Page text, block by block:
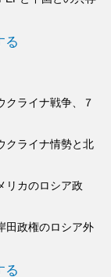
る
田政権のロシア外
リカのロシア政
クライナ情勢と北
クライナ戦争、７
る